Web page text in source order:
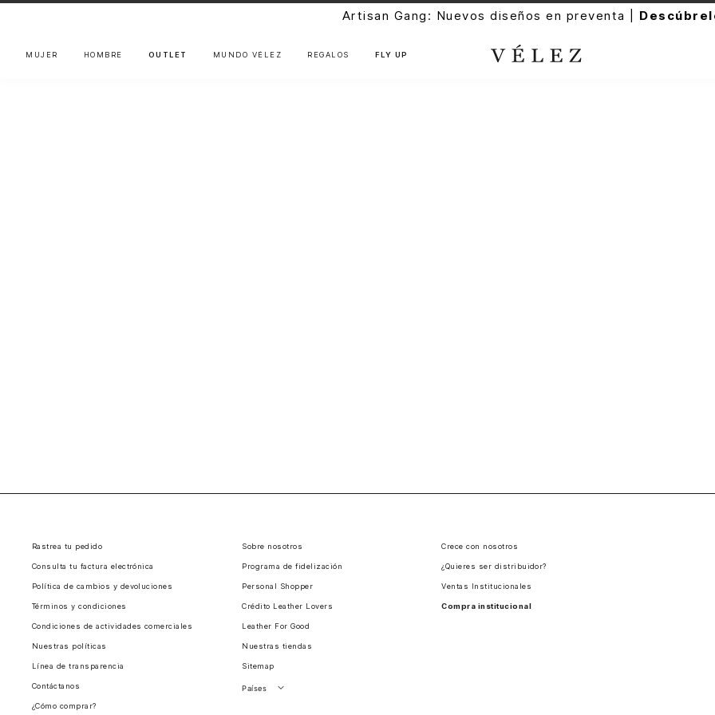
Artisan Gang: Nuevos diseños en preventa |
MUJER HOMBRE OUTLET MUNDO VÉLEZ REGALOS FLY UP
Rastrea tu pedido
Consulta tu factura electrónica
Política de cambios y devoluciones
Términos y condiciones
Condiciones de actividades comerciales
Nuestras políticas
Línea de transparencia
Contáctanos
¿Cómo comprar?
Sobre nosotros
Programa de fidelización
Personal Shopper
Crédito Leather Lovers
Leather For Good
Nuestras tiendas
Sitemap
Países
Crece con nosotros
¿Quieres ser distribuidor?
Ventas Institucionales
Compra institucional